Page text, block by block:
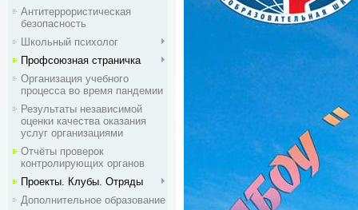
Антитеррористическая
безопасность
Школьный психолог
Профсоюзная страничка
Организация учебного
процесса во время пандемии
Результаты независимой
оценки качества оказания
услуг организациями
Отчёты проверок
контролирующих органов
Проекты. Клубы. Отряды
Дополнительное образование